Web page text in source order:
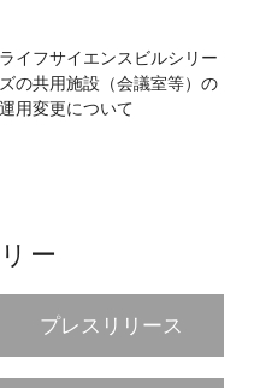
ライフサイエンスビルシリー
ズの共用施設（会議室等）の
運用変更について
ー
プレスリリース